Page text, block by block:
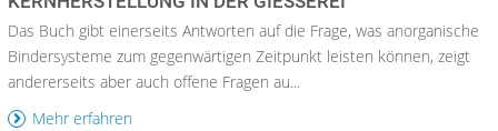
Das Buch gibt einerseits Antworten auf die Frage, was anorganische
Bindersysteme zum gegenwärtigen Zeitpunkt leisten können, zeigt
andererseits aber auch offene Fragen au...
Mehr erfahren